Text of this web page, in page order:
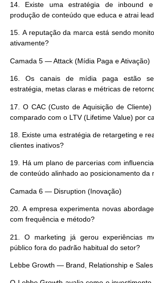
14. Existe uma estratégia de inbound
produção de conteúdo que educa e atrai
15. A reputação da marca está sendo
ativamente?
Camada 5 — Attack (Mídia Paga e Ativação)
16. Os canais de mídia paga estão
estratégia, metas claras e métricas de
17. O CAC (Custo de Aquisição de
comparado com o LTV (Lifetime Value) por
18. Existe uma estratégia de retargeting e
clientes inativos?
19. Há um plano de parcerias com
de conteúdo alinhado ao posicionamento da
Camada 6 — Disruption (Inovação)
20.A empresa experimenta novas
com frequência e método?
21. O marketing já gerou experiências
público fora do padrão habitual do setor?
Lebbe Growth — Brand, Relationship e Sales